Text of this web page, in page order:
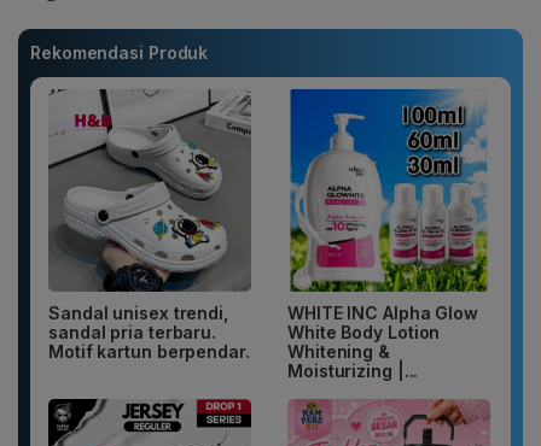
Rekomendasi Produk
Sandal unisex trendi,
sandal pria terbaru.
Motif kartun berpendar.
WHITE INC Alpha Glow
White Body Lotion
Whitening &
Moisturizing |...